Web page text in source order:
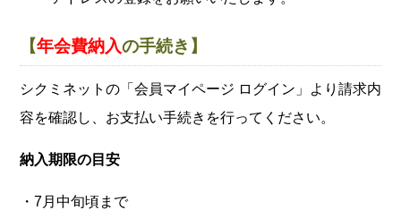
【年会費納入の手続き】
シクミネットの「会員マイページ ログイン」より請求内
容を確認し、お支払い手続きを行ってください。
納入期限の目安
・7月中旬頃まで